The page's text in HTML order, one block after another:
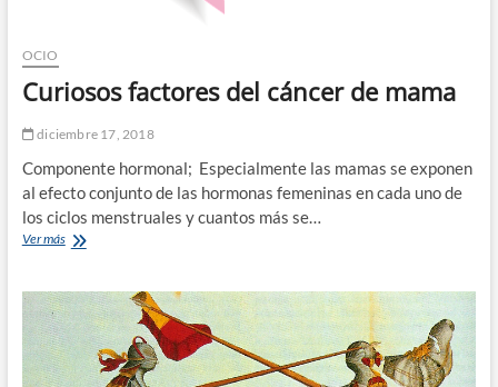
OCIO
Curiosos factores del cáncer de mama
diciembre 17, 2018
Componente hormonal; Especialmente las mamas se exponen
al efecto conjunto de las hormonas femeninas en cada uno de
los ciclos menstruales y cuantos más se…
Ver másCuriosos
cáncer
de
mama